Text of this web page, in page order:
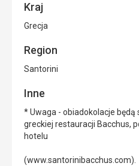
Kraj
Grecja
Region
Santorini
Inne
* Uwaga - obiadokolacje
greckiej restauracji Bacchus,
hotelu
(www.santorinibacchus.com).